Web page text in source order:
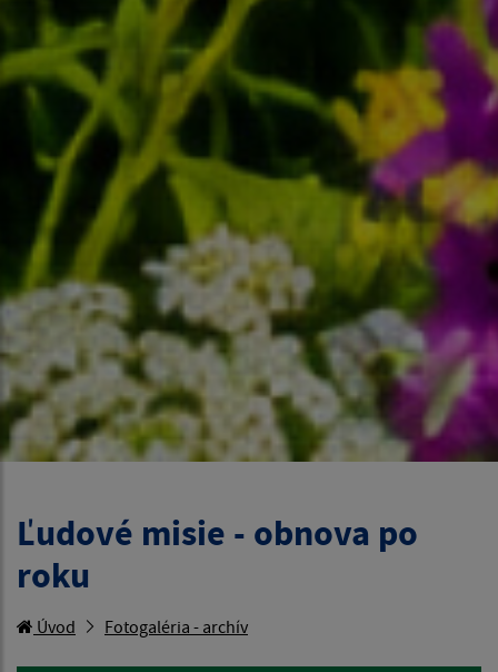
Ľudové misie - obnova po
roku
Úvod Fotogaléria - archív